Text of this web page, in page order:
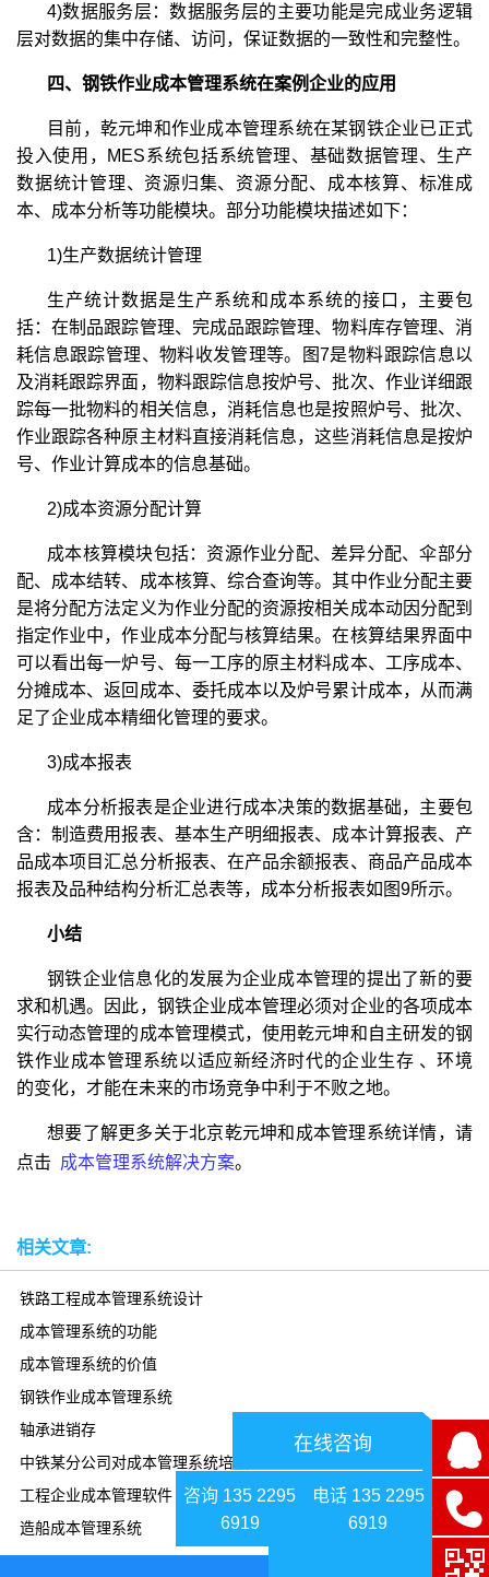
4)数据服务层：数据服务层的主要功能是完成业务逻辑
层对数据的集中存储、访问，保证数据的一致性和完整性。
四、钢铁作业成本管理系统在案例企业的应用
目前，乾元坤和作业成本管理系统在某钢铁企业已正式
投入使用，MES系统包括系统管理、基础数据管理、生产
数据统计管理、资源归集、资源分配、成本核算、标准成
本、成本分析等功能模块。部分功能模块描述如下：
1)生产数据统计管理
生产统计数据是生产系统和成本系统的接口，主要包
括：在制品跟踪管理、完成品跟踪管理、物料库存管理、消
耗信息跟踪管理、物料收发管理等。图7是物料跟踪信息以
及消耗跟踪界面，物料跟踪信息按炉号、批次、作业详细跟
踪每一批物料的相关信息，消耗信息也是按照炉号、批次、
作业跟踪各种原主材料直接消耗信息，这些消耗信息是按炉
号、作业计算成本的信息基础。
2)成本资源分配计算
成本核算模块包括：资源作业分配、差异分配、伞部分
配、成本结转、成本核算、综合查询等。其中作业分配主要
是将分配方法定义为作业分配的资源按相关成本动因分配到
指定作业中，作业成本分配与核算结果。在核算结果界面中
可以看出每一炉号、每一工序的原主材料成本、工序成本、
分摊成本、返回成本、委托成本以及炉号累计成本，从而满
足了企业成本精细化管理的要求。
3)成本报表
成本分析报表是企业进行成本决策的数据基础，主要包
含：制造费用报表、基本生产明细报表、成本计算报表、产
品成本项目汇总分析报表、在产品余额报表、商品产品成本
报表及品种结构分析汇总表等，成本分析报表如图9所示。
小结
钢铁企业信息化的发展为企业成本管理的提出了新的要
求和机遇。因此，钢铁企业成本管理必须对企业的各项成本
实行动态管理的成本管理模式，使用乾元坤和自主研发的钢
铁作业成本管理系统以适应新经济时代的企业生存 、环境
的变化，才能在未来的市场竞争中利于不败之地。
想要了解更多关于北京乾元坤和成本管理系统详情，请
点击 成本管理系统解决方案。
相关文章:
铁路工程成本管理系统设计
成本管理系统的功能
成本管理系统的价值
钢铁作业成本管理系统
轴承进销存
中铁某分公司对成本管理系统培训
工程企业成本管理软件
造船成本管理系统
在线咨询
咨询 135 2295
6919
电话 135 2295
6919